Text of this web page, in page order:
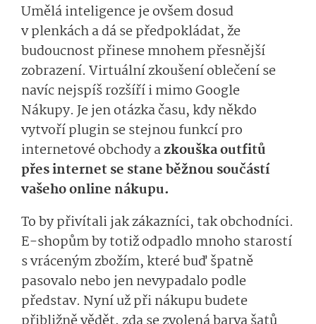
Umělá inteligence je ovšem dosud
v plenkách a dá se předpokládat, že
budoucnost přinese mnohem přesnější
zobrazení. Virtuální zkoušení oblečení se
navíc nejspíš rozšíří i mimo Google
Nákupy. Je jen otázka času, kdy někdo
vytvoří plugin se stejnou funkcí pro
internetové obchody azkouška outfitů
přes internet se stane běžnou součástí
vašeho online nákupu.
To by přivítali jak zákazníci, tak obchodníci.
E-shopům by totiž odpadlo mnoho starostí
s vráceným zbožím, které buď špatně
pasovalo nebo jen nevypadalo podle
představ. Nyní už při nákupu budete